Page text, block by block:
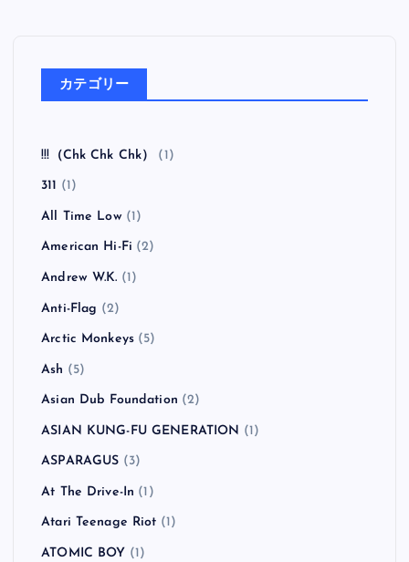
カテゴリー
!!!（Chk Chk Chk） (1)
311 (1)
All Time Low(1)
American Hi-Fi (2)
Andrew W.K. (1)
Anti-Flag (2)
Arctic Monkeys (5)
Ash (5)
Asian Dub Foundation (2)
ASIAN KUNG-FU GENERATION (1)
ASPARAGUS (3)
At The Drive-In (1)
Atari Teenage Riot (1)
ATOMIC BOY (1)